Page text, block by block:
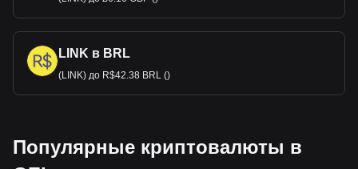
LINK в BRL
(LINK) до R$42.38 BRL ()
Популярные криптовалюты в